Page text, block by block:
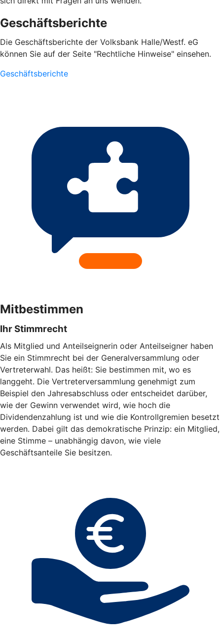
Geschäftsberichte
Die Geschäftsberichte der Volksbank Halle/Westf. eG
können Sie auf der Seite "Rechtliche Hinweise" einsehen.
Geschäftsberichte
Mitbestimmen
Ihr Stimmrecht
Als Mitglied und Anteilseignerin oder Anteilseigner haben
Sie ein Stimmrecht bei der Generalversammlung oder
Vertreterwahl. Das heißt: Sie bestimmen mit, wo es
langgeht. Die Vertreterversammlung genehmigt zum
Beispiel den Jahresabschluss oder entscheidet darüber,
wie der Gewinn verwendet wird, wie hoch die
Dividendenzahlung ist und wie die Kontrollgremien besetzt
werden. Dabei gilt das demokratische Prinzip: ein Mitglied,
eine Stimme – unabhängig davon, wie viele
Geschäftsanteile Sie besitzen.